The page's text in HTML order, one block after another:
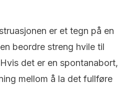
er et tegn på en
beordre streng hvile til
det er en spontanabort,
mellom å la det fullføre